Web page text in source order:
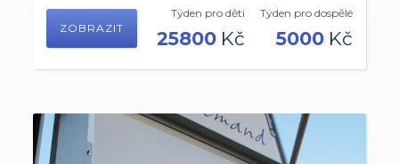
ZOBRAZIT
Týden pro děti
25800 Kč
Týden pro dospělé
5000 Kč